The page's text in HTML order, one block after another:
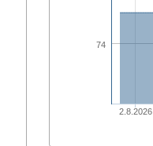
2.8.2026
74